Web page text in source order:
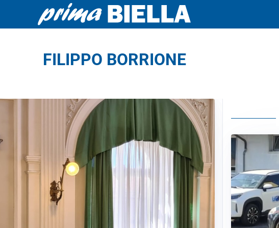
FILIPPO BORRIONE